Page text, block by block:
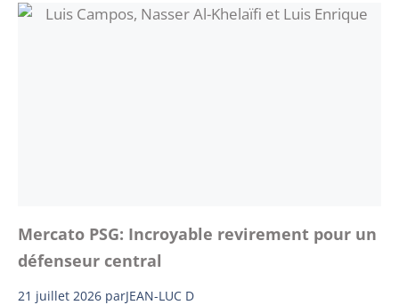
Mercato PSG: Incroyable revirement pour un
défenseur central
21 juillet 2026 parJEAN-LUC D